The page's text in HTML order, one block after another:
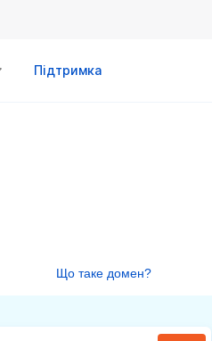
Підтримка
Що таке домен?